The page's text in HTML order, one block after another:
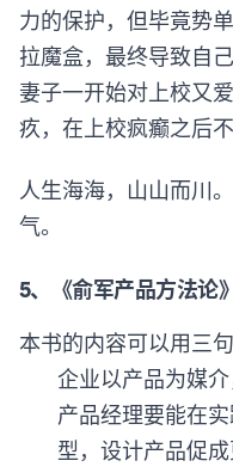
力的保护，但毕竟势
拉魔盒，最终导致自
妻子一开始对上校又
疚，在上校疯癫之后
人生海海，山山而川
气。
5、《俞军产品方法论
本书的内容可以用三句
企业以产品为媒介
产品经理要能在
型，设计产品促